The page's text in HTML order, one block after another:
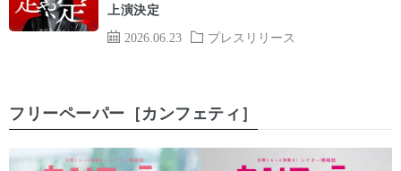
2026.06.23 プレスリリース
上演決定
フリーペーパー［カンフェティ］